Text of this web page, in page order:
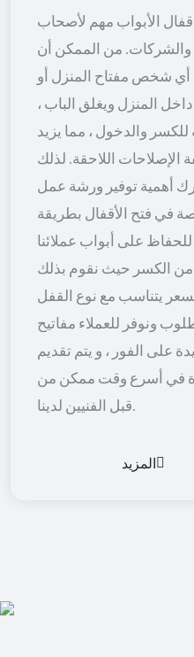
الأبواب مهم لأصحاب
والشركات. من الممكن أن
أي شخص مفتاح المنزل أو
داخل المنزل ويغلق الباب ،
للكسر والدخول ، مما يزيد
الإصلاحات اللاحقة. لذلك
أهمية توفير ورشة عمل
في فتح الأقفال بطريقة
للحفاظ على أبواب عملائنا
من الكسر حيث نقوم بذلك
يتناسب مع نوع القفل
ونوفر للعملاء مفاتيح
على الفور ، و يتم تقديم
في أسرع وقت ممكن من
قبل الفنيين لدينا.
المزيد